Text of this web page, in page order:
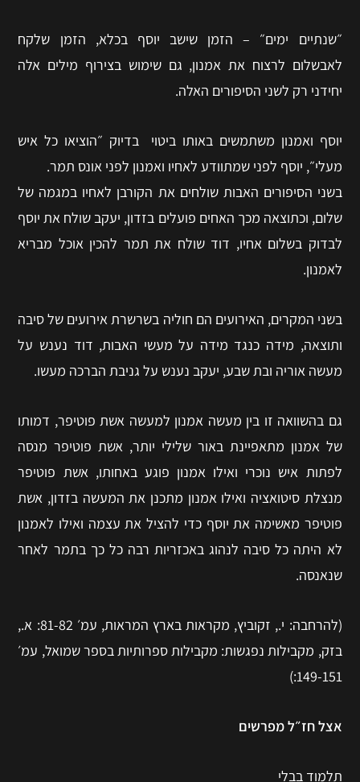
״שנתיים ימים״ – הזמן שישב יוסף בכלא, הזמן שלקח
לאבשלום לרצוח את אמנון, גם שימוש בצירוף מילים אלה
יחידני רק לשני הסיפורים האלה.
יוסף ואמנון משתמשים באותו ביטוי בדיוק ״הוציאו כל איש
מעלי״, יוסף לפני שמתוודע לאחיו ואמנון לפני אונס תמר.
בשני הסיפורים האבות שולחים את הקורבן לאחיו במגמה של
שלום, וכתוצאה מכך האחים פועלים בזדון, יעקב שולח את יוסף
לבדוק בשלום אחיו, דוד שולח את תמר להכין אוכל מבריא
לאמנון.
בשני המקרים, האירועים הם חוליה בשרשרת אירועים של סיבה
ותוצאה, מידה כנגד מידה על מעשי האבות, דוד נענש על
מעשה אוריה ובת שבע, יעקב נענש על גניבת הברכה מעשו.
גם בהשוואה זו בין מעשה אמנון למעשה אשת פוטיפר, דמותו
של אמנון מתאפיינת באור שלילי יותר, אשת פוטיפר מנסה
לפתות איש נוכרי ואילו אמנון פוגע באחותו, אשת פוטיפר
מנצלת סיטואציה ואילו אמנון מתכנן את המעשה בזדון, אשת
פוטיפר מאשימה את יוסף כדי להציל את עצמה ואילו לאמנון
לא היתה כל סיבה לנהוג באכזריות רבה כל כך בתמר לאחר
שנאנסה.
(להרחבה: י., זקוביץ, מקראות בארץ המראות, עמ׳ 81-82: א.,
בזק, מקבילות נפגשות: מקבילות ספרותיות בספר שמואל, עמ׳
149-151:)
אצל חז״ל מפרשים
תלמוד בבלי